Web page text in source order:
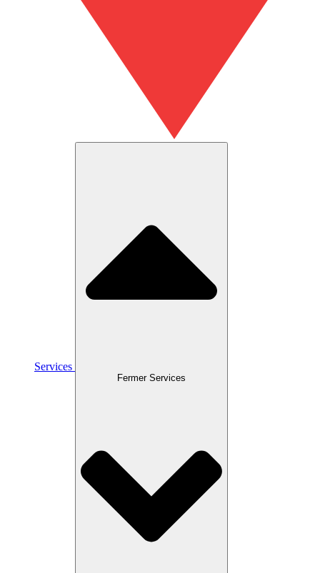
Services
Fermer Services